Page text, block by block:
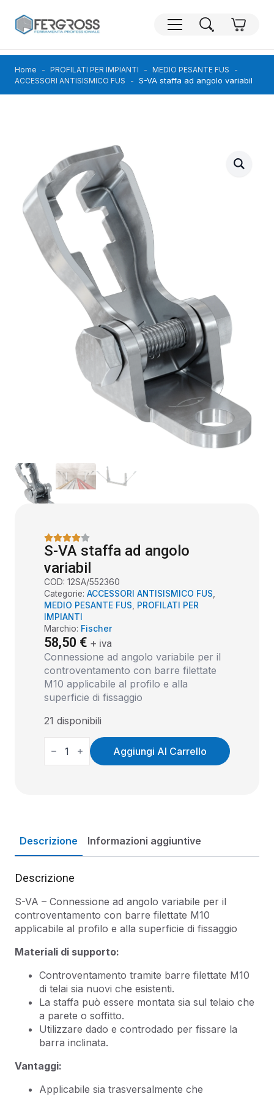
Home PROFILATI PER IMPIANTI
MEDIO PESANTE FUS
ACCESSORI ANTISISMICO FUS
S-VA staffa ad angolo variabil
S-VA staffa ad angolo
variabil
COD: 12SA/552360
Categorie: ACCESSORI ANTISISMICO FUS
MEDIO PESANTE FUS
PROFILATI PER
IMPIANTI
Marchio: Fischer
58,50 € + iva
Connessione ad angolo variabile per il
controventamento con barre filettate
M10 applicabile al profilo e alla
superficie di fissaggio
21 disponibili
STAFFA
Aggiungi Al Carrello
Descrizione Informazioni aggiuntive
Descrizione
S-VA – Connessione ad angolo variabile per il
controventamento con barre filettate M10
applicabile al profilo e alla superficie di fissaggio
Materiali di supporto:
Controventamento tramite barre filettate M10
di telai sia nuovi che esistenti.
La staffa può essere montata sia sul telaio che
a parete o soffitto.
Utilizzare dado e controdado per fissare la
barra inclinata.
Vantaggi:
Applicabile sia trasversalmente che